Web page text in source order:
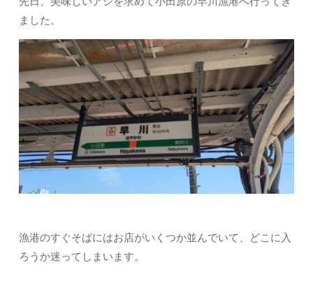
ました。
漁港のすぐそばにはお店がいくつか並んでいて、どこに入
ろうか迷ってしまいます。